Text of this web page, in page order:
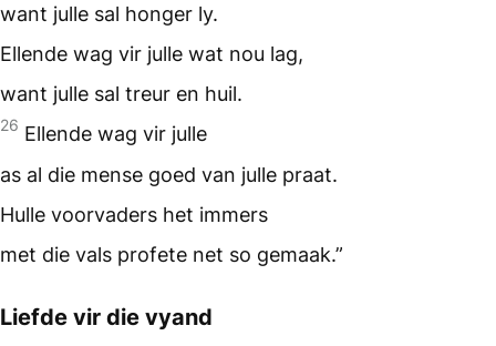
want julle sal honger ly.
Ellende wag vir julle wat nou lag,
want julle sal treur en huil.
26 Ellende wag vir julle
as al die mense goed van julle praat.
Hulle voorvaders het immers
met die vals profete net so gemaak.”
Liefde vir die vyand